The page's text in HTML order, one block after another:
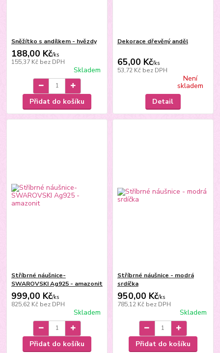
Sněžítko s andílkem - hvězdy
188,00 Kč/ks
155,37 Kč bez DPH
Skladem
Přidat do košíku
Dekorace dřevěný anděl
65,00 Kč/ks
53,72 Kč bez DPH
Není
skladem
Detail
Stříbrné náušnice-
SWAROVSKI Ag925 - amazonit
999,00 Kč/ks
825,62 Kč bez DPH
Skladem
Přidat do košíku
Stříbrné náušnice - modrá
srdíčka
950,00 Kč/ks
785,12 Kč bez DPH
Skladem
Přidat do košíku